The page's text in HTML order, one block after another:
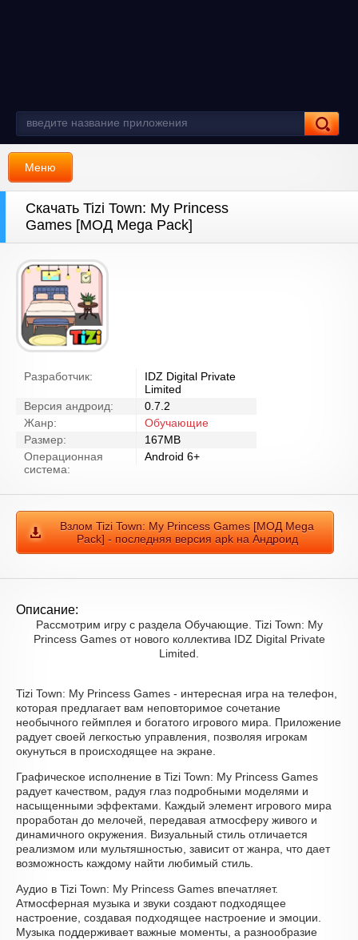
Меню
Скачать Tizi Town: My Princess
Games [МОД Mega Pack]
Разработчик:
IDZ Digital Private
Limited
Версия андроид:
0.7.2
Жанр:
Обучающие
Размер:
167MB
Операционная
система:
Android 6+
Взлом Tizi Town: My Princess Games [МОД Mega
Pack] - последняя версия apk на Андроид
Описание:
Рассмотрим игру с раздела Обучающие. Tizi Town: My
Princess Games от нового коллектива IDZ Digital Private
Limited.
Tizi Town: My Princess Games - интересная игра на телефон,
которая предлагает вам неповторимое сочетание
необычного геймплея и богатого игрового мира. Приложение
радует своей легкостью управления, позволяя игрокам
окунуться в происходящее на экране.
Графическое исполнение в Tizi Town: My Princess Games
радует качеством, радуя глаз подробными моделями и
насыщенными эффектами. Каждый элемент игрового мира
проработан до мелочей, передавая атмосферу живого и
динамичного окружения. Визуальный стиль отличается
реализмом или мультяшностью, зависит от жанра, что дает
возможность каждому найти любимый стиль.
Аудио в Tizi Town: My Princess Games впечатляет.
Атмосферная музыка и звуки создают подходящее
настроение, создавая подходящее настроение и эмоции.
Музыка поддерживает важные моменты, а разнообразие